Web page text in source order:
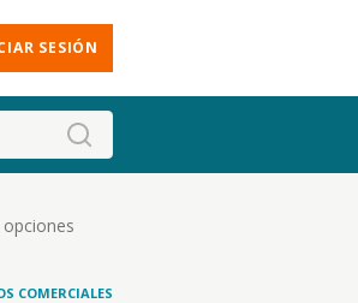
SESIÓN
COMERCIALES